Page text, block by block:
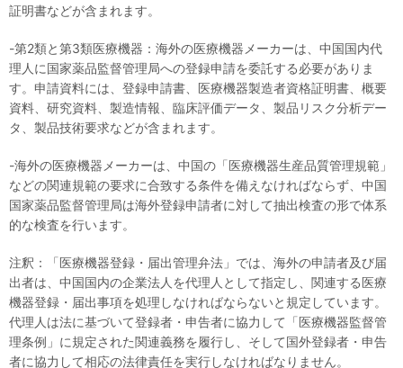
証明書などが含まれます。
-第2類と第3類医療機器：海外の医療機器メーカーは、中国国内代
理人に国家薬品監督管理局への登録申請を委託する必要がありま
す。申請資料には、登録申請書、医療機器製造者資格証明書、概要
資料、研究資料、製造情報、臨床評価データ、製品リスク分析デー
タ、製品技術要求などが含まれます。
-海外の医療機器メーカーは、中国の「医療機器生産品質管理規範」
などの関連規範の要求に合致する条件を備えなければならず、中国
国家薬品監督管理局は海外登録申請者に対して抽出検査の形で体系
的な検査を行います。
注釈：「医療機器登録・届出管理弁法」では、海外の申請者及び届
出者は、中国国内の企業法人を代理人として指定し、関連する医療
機器登録・届出事項を処理しなければならないと規定しています。
代理人は法に基づいて登録者・申告者に協力して「医療機器監督管
理条例」に規定された関連義務を履行し、そして国外登録者・申告
者に協力して相応の法律責任を実行しなければなりません。